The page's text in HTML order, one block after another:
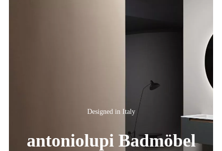
Designed in Italy
antoniolupi Badmöbel